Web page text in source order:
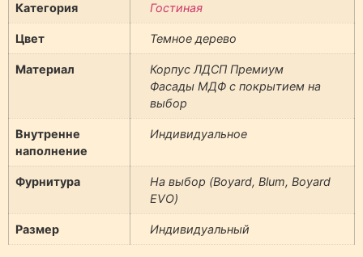
Категория Гостиная
Цвет Темное дерево
Материал
Корпус ЛДСП Премиум
Фасады МДФ с покрытием на
выбор
Внутренне
наполнение
Индивидуальное
Фурнитура
На выбор (Boyard, Blum, Boyard
EVO)
Размер Индивидуальный